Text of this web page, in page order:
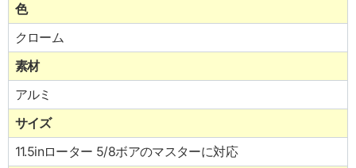
色
クローム
素材
アルミ
サイズ
11.5inローター 5/8ボアのマスターに対応